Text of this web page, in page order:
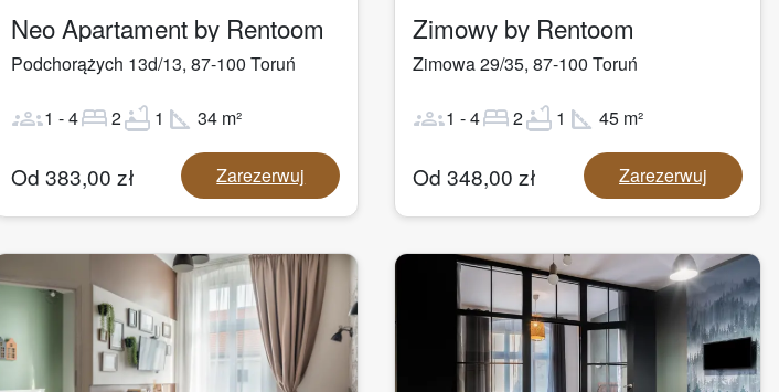
Neo Apartament by Rentoom
Podchorążych 13d/13, 87-100 Toruń
groups1 -4bed2bathtub 1 square_foot 34m²
Od 383,00 zł Zarezerwuj
Zimowy by Rentoom
Zimowa 29/35,87-100 Toruń
groups1 -4bed2bathtub 1 square_foot45 m²
Od 348,00 zł Zarezerwuj